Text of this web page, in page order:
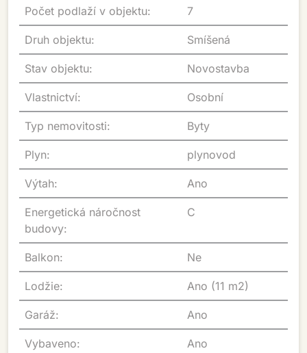
Počet podlaží v objektu: 7
Druh objektu: Smíšená
Stav objektu: Novostavba
Vlastnictví: Osobní
Typ nemovitosti: Byty
Plyn: plynovod
Výtah: Ano
Energetická náročnost
budovy:
C
Balkon: Ne
Lodžie: Ano (11 m2)
Garáž: Ano
Vybaveno: Ano